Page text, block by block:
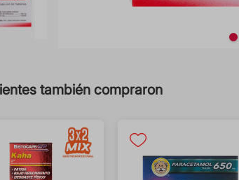
también compraron